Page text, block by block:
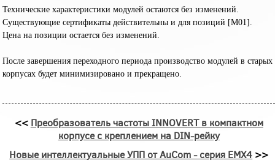
Технические характеристики модулей остаются без изменений.
Существующие сертификаты действительны и для позиций [M01].
Цена на позиции остается без изменений.
После завершения переходного периода производство модулей в старых
корпусах будет минимизировано и прекращено.
<< Преобразователь частоты INNOVERT в компактном
корпусе с креплением на DIN-рейку
Новые интеллектуальные УПП от AuCom - серия EMX4 >>